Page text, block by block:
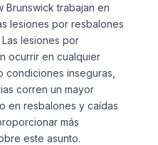
Brunswick trabajan en
lesiones por resbalones
lesiones por
ocurrir en cualquier
inseguras,
corren un mayor
en resbalones y caídas
más
este asunto.